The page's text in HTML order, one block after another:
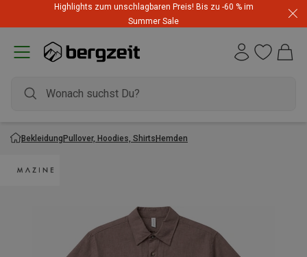
Highlights zum unschlagbaren Preis! Bis zu -60 % im
Summer Sale
BekleidungPullover, Hoodies, ShirtsHemden